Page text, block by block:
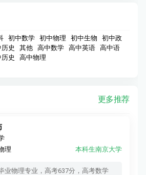
初中数学 初中物理 初中生物 初中政
史 其他 高中数学 高中英语 高中语
史 高中物理
更多推荐
理
本科生南京大学
业物理专业，高考637分，高考数学